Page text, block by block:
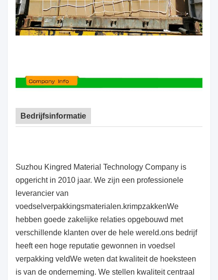
Bedrijfsinformatie
Suzhou Kingred Material Technology Company is
opgericht in 2010 jaar. We zijn een professionele
leverancier van
voedselverpakkingsmaterialen.krimpzakkenWe
hebben goede zakelijke relaties opgebouwd met
verschillende klanten over de hele wereld.ons bedrijf
heeft een hoge reputatie gewonnen in voedsel
verpakking veldWe weten dat kwaliteit de hoeksteen
is van de onderneming. We stellen kwaliteit centraal